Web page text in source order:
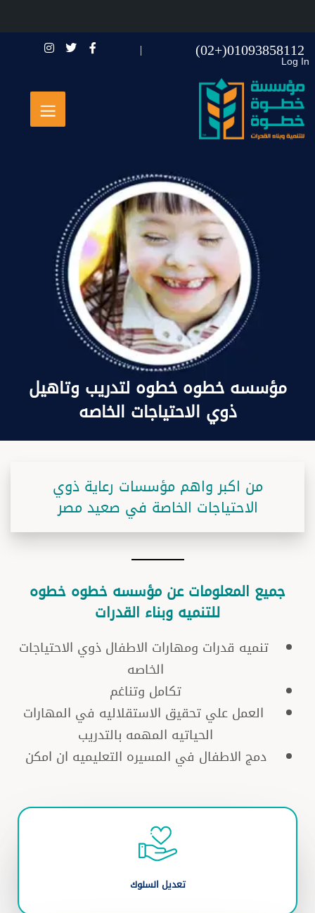
01093858112(+02)
مؤسسه خطوه خطوه لتدريب وتاهيل
ذوي الاحتياجات الخاصه
من اكبر واهم مؤسسات رعاية ذوي
الاحتياجات الخاصة في صعيد مصر
جميع المعلومات عن مؤسسه خطوه خطوه
للتنميه وبناء القدرات
تنميه قدرات ومهارات الاطفال ذوي الاحتياجات
الخاصه
تكامل وتناغم
العمل علي تحقيق الاستقلاليه في المهارات
الحياتيه المهمه بالتدريب
دمج الاطفال في المسيره التعليميه ان امكن
تعديل السلوك
Log In